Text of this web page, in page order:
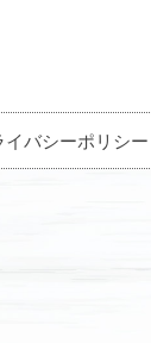
イバシーポリシー